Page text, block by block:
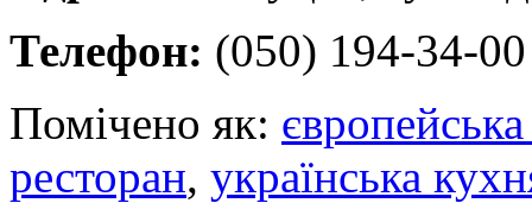
Телефон: (050) 194-34-00
Помічено як:
ресторан, українська